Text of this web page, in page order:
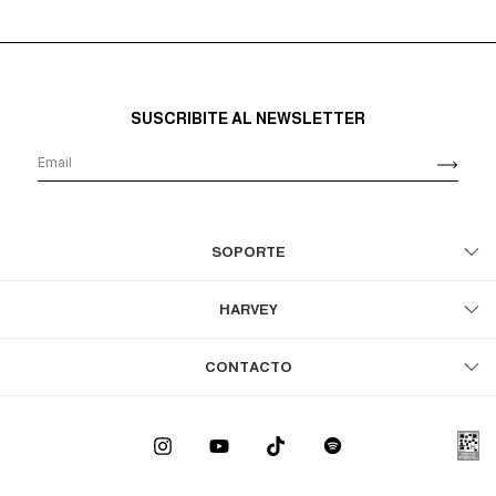
SUSCRIBITE AL NEWSLETTER
SOPORTE
HARVEY
CONTACTO